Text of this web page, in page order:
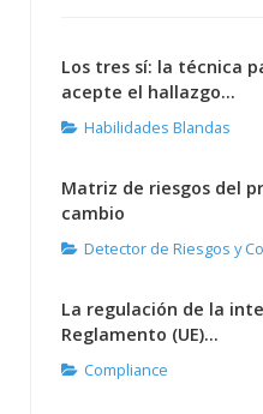
Los tres sí: la técnica
acepte el hallazgo...
Habilidades Blandas
Matriz de riesgos del
cambio
Detector de Riesgos y
La regulación de la
Reglamento (UE)...
Compliance